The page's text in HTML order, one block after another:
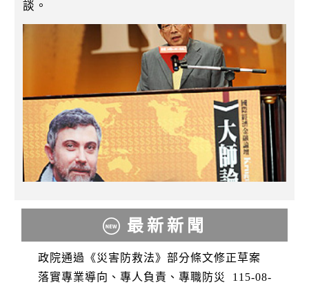
談。
最新新聞
政院通過《災害防救法》部分條文修正草案
落實專業導向、專人負責、專職防災
115-08-